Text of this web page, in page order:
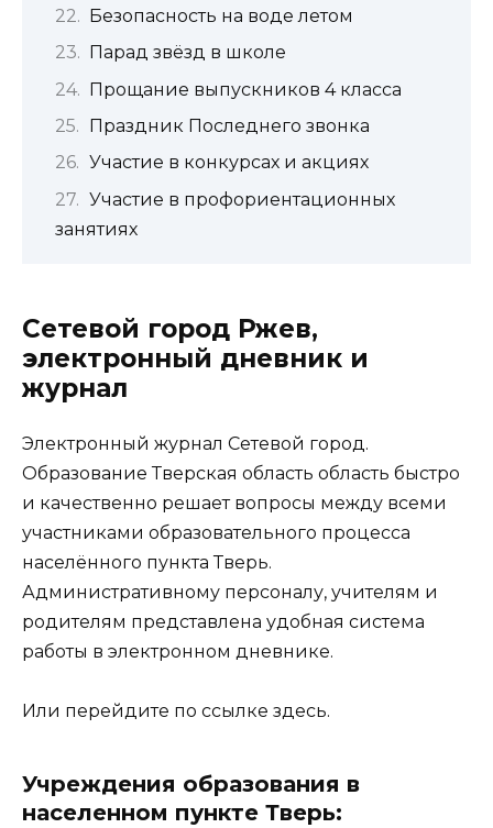
Безопасность на воде летом
Парад звёзд в школе
Прощание выпускников 4 класса
Праздник Последнего звонка
Участие в конкурсах и акциях
Участие в профориентационных
занятиях
Сетевой город Ржев,
электронный дневник и
журнал
Электронный журнал Сетевой город.
Образование Тверская область область быстро
и качественно решает вопросы между всеми
участниками образовательного процесса
населённого пункта Тверь.
Административному персоналу, учителям и
родителям представлена удобная система
работы в электронном дневнике.
Или перейдите по ссылке здесь.
Учреждения образования в
населенном пункте Тверь: